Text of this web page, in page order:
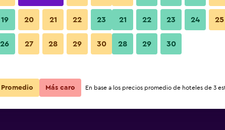
Ver precios
Ver precios
19 20 21 22 23
26 27 28 29 30
21 22 23 24 25
28 29 30
Promedio Más caro En base a los precios promedio de hoteles de 3